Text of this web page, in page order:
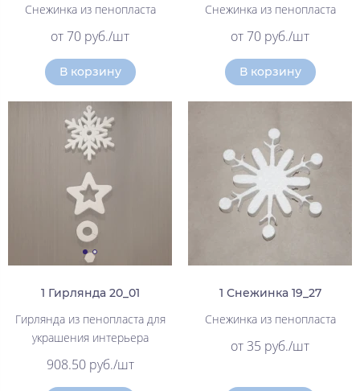
Снежинка из пенопласта
от 70 руб./шт
В корзину
Снежинка из пенопласта
от 70 руб./шт
В корзину
1 Гирлянда 20_01
Гирлянда из пенопласта для
украшения интерьера
908.50 руб./шт
1 Снежинка 19_27
Снежинка из пенопласта
от 35 руб./шт